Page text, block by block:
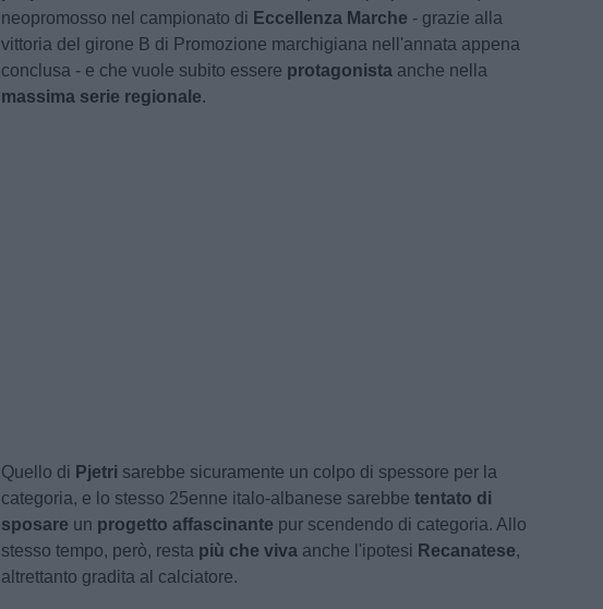
neopromosso nel campionato di Eccellenza Marche - grazie alla
vittoria del girone B di Promozione marchigiana nell'annata appena
conclusa - e che vuole subito essere protagonista anche nella
massima serie regionale.
Quello di Pjetri sarebbe sicuramente un colpo di spessore per la
categoria, e lo stesso 25enne italo-albanese sarebbetentato di
sposare un progetto affascinante pur scendendo di categoria. Allo
stesso tempo, però, resta più che viva anche l'ipotesi Recanatese,
altrettanto gradita al calciatore.